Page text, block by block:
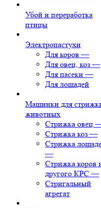
Убой и переработка
птицы
Электропастухи
Для коров —
Для овец, коз —
Для пасеки —
Для лошадей
Машинки для
животных
Стрижка овец
Стрижка коз —
Стрижка
—
Стрижка коров
другого КРС —
Стригальный
агрегат